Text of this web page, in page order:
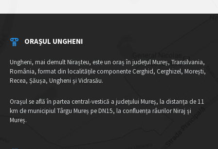
ORAȘUL UNGHENI
Ungheni, mai demult Nirașteu, este un oraș în județul Mureș, Transilvania,
România, format din localitățile componente Cerghid, Cerghizel, Morești,
Recea, Șăușa, Ungheni și Vidrasău.
Orașul se află în partea central-vestică a județului Mureș, la distanța de 11
km de municipiul Târgu Mureș pe DN15, la confluența râurilor Niraj și
Mureș.